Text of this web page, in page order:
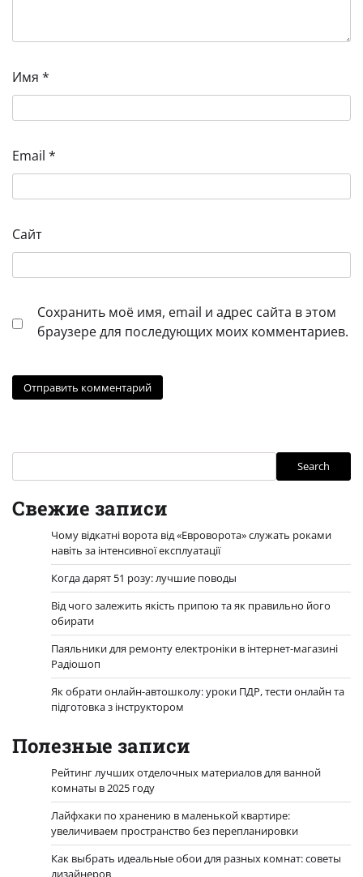
Имя *
Email *
Сайт
Сохранить моё имя, email и адрес сайта в этом
браузере для последующих моих комментариев.
Search
Свежие записи
Чому відкатні ворота від «Евроворота» служать роками
навіть за інтенсивної експлуатації
Когда дарят 51 розу: лучшие поводы
Від чого залежить якість припою та як правильно його
обирати
Паяльники для ремонту електроніки в інтернет-магазині
Радіошоп
Як обрати онлайн-автошколу: уроки ПДР, тести онлайн та
підготовка з інструктором
Полезные записи
Рейтинг лучших отделочных материалов для ванной
комнаты в 2025 году
Лайфхаки по хранению в маленькой квартире:
увеличиваем пространство без перепланировки
Как выбрать идеальные обои для разных комнат: советы
дизайнеров